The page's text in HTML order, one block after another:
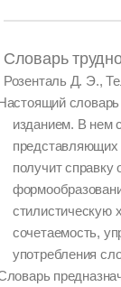
Словарь
Розенталь Д. Э.,
изданием. В нем
представляющих
получит справку
стилистическую
сочетаемость,
употребления